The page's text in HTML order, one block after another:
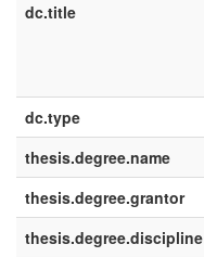
dc.title
dc.type
thesis.degree.name
thesis.degree.grantor
thesis.degree.discipline